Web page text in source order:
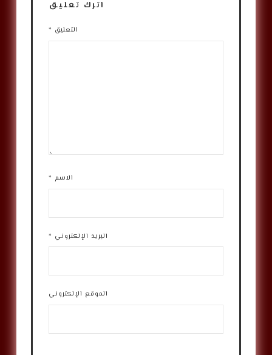
اترك تعليق
التعليق *
الاسم *
البريد الإلكتروني *
الموقع الإلكتروني